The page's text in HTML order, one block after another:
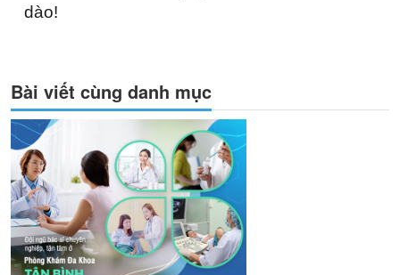
dào!
Bài viết cùng danh mục